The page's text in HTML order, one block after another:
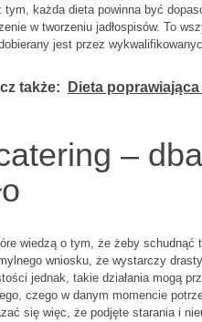
tym, każda dieta powinna być
w tworzeniu jadłospisów. To
jest przez
także: Dieta
–
wiedzą o tym, że żeby schudnąć
wniosku, że wystarczy
jednak, takie działania mogą
czego w danym momencie
się więc, że podjęte starania i